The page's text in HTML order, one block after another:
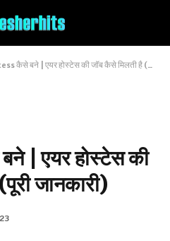
कैसे बने | एयर होस्टेस की जॉब कैसे मिलती है (पूरी जानकारी)
| एयर होस्टेस की
जानकारी)